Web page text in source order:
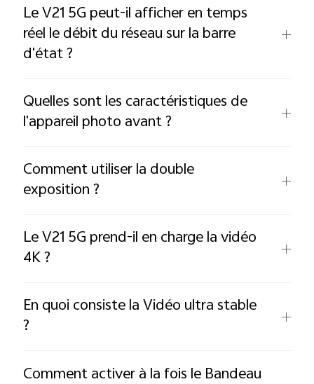
Le V21 5G peut-il afficher en temps
réel le débit du réseau sur la barre
d'état ?
Quelles sont les caractéristiques de
l'appareil photo avant ?
Comment utiliser la double
exposition ?
Le V21 5G prend-il en charge la vidéo
4K ?
En quoi consiste la Vidéo ultra stable
?
Comment activer à la fois le Bandeau